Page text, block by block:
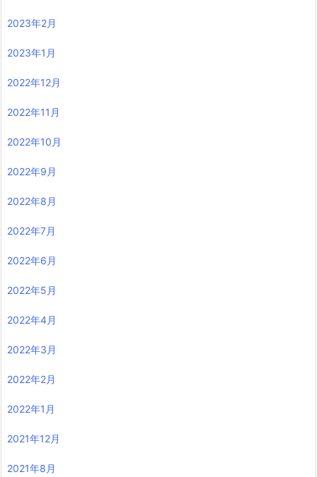
2023年2月
2023年1月
2022年12月
2022年11月
2022年10月
2022年9月
2022年8月
2022年7月
2022年6月
2022年5月
2022年4月
2022年3月
2022年2月
2022年1月
2021年12月
2021年8月